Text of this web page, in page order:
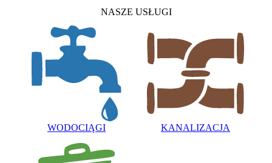
NASZE USŁUGI
WODOCIĄGI KANALIZACJA